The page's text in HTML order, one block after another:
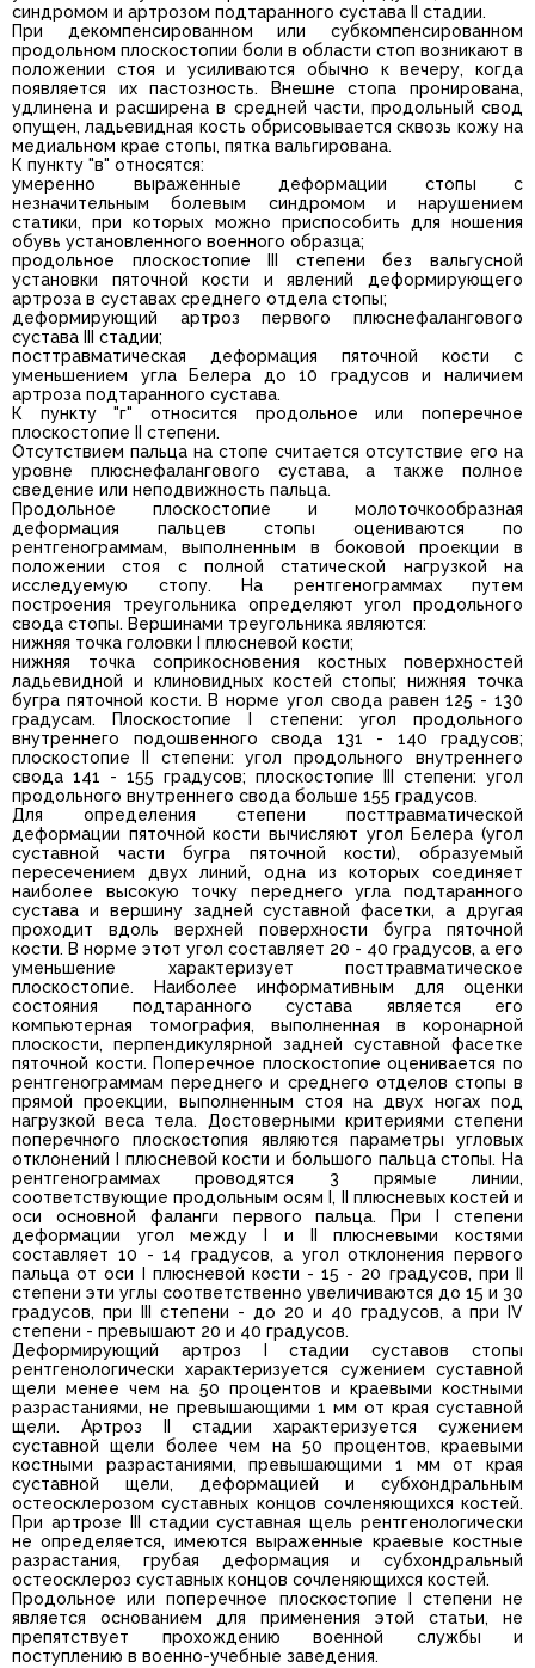
синдромом и артрозом подтаранного сустава II стадии.
При декомпенсированном или субкомпенсированном
продольном плоскостопии боли в области стоп возникают в
положении стоя и усиливаются обычно к вечеру, когда
появляется их пастозность. Внешне стопа пронирована,
удлинена и расширена в средней части, продольный свод
опущен, ладьевидная кость обрисовывается сквозь кожу на
медиальном крае стопы, пятка вальгирована.
К пункту "в" относятся:
умеренно выраженные деформации стопы с
незначительным болевым синдромом и нарушением
статики, при которых можно приспособить для ношения
обувь установленного военного образца;
продольное плоскостопие III степени без вальгусной
установки пяточной кости и явлений деформирующего
артроза в суставах среднего отдела стопы;
деформирующий артроз первого плюснефалангового
сустава III стадии;
посттравматическая деформация пяточной кости с
уменьшением угла Белера до 10 градусов и наличием
артроза подтаранного сустава.
К пункту "г" относится продольное или поперечное
плоскостопие II степени.
Отсутствием пальца на стопе считается отсутствие его на
уровне плюснефалангового сустава, а также полное
сведение или неподвижность пальца.
Продольное плоскостопие и молоточкообразная
деформация пальцев стопы оцениваются по
рентгенограммам, выполненным в боковой проекции в
положении стоя с полной статической нагрузкой на
исследуемую стопу. На рентгенограммах путем
построения треугольника определяют угол продольного
свода стопы. Вершинами треугольника являются:
нижняя точка головки I плюсневой кости;
нижняя точка соприкосновения костных поверхностей
ладьевидной и клиновидных костей стопы; нижняя точка
бугра пяточной кости. В норме угол свода равен 125 - 130
градусам. Плоскостопие I степени: угол продольного
внутреннего подошвенного свода 131 - 140 градусов;
плоскостопие II степени: угол продольного внутреннего
свода 141 - 155 градусов; плоскостопие III степени: угол
продольного внутреннего свода больше 155 градусов.
Для определения степени посттравматической
деформации пяточной кости вычисляют угол Белера (угол
суставной части бугра пяточной кости), образуемый
пересечением двух линий, одна из которых соединяет
наиболее высокую точку переднего угла подтаранного
сустава и вершину задней суставной фасетки, а другая
проходит вдоль верхней поверхности бугра пяточной
кости. В норме этот угол составляет 20 - 40 градусов, а его
уменьшение характеризует посттравматическое
плоскостопие. Наиболее информативным для оценки
состояния подтаранного сустава является его
компьютерная томография, выполненная в коронарной
плоскости, перпендикулярной задней суставной фасетке
пяточной кости. Поперечное плоскостопие оценивается по
рентгенограммам переднего и среднего отделов стопы в
прямой проекции, выполненным стоя на двух ногах под
нагрузкой веса тела. Достоверными критериями степени
поперечного плоскостопия являются параметры угловых
отклонений I плюсневой кости и большого пальца стопы. На
рентгенограммах проводятся 3 прямые линии,
соответствующие продольным осям I, II плюсневых костей и
оси основной фаланги первого пальца. При I степени
деформации угол между I и II плюсневыми костями
составляет 10 - 14 градусов, а угол отклонения первого
пальца от оси I плюсневой кости - 15 - 20 градусов, при II
степени эти углы соответственно увеличиваются до 15 и 30
градусов, при III степени - до 20 и 40 градусов, а при IV
степени - превышают 20 и 40 градусов.
Деформирующий артроз I стадии суставов стопы
рентгенологически характеризуется сужением суставной
щели менее чем на 50 процентов и краевыми костными
разрастаниями, не превышающими 1 мм от края суставной
щели. Артроз II стадии характеризуется сужением
суставной щели более чем на 50 процентов, краевыми
костными разрастаниями, превышающими 1 мм от края
суставной щели, деформацией и субхондральным
остеосклерозом суставных концов сочленяющихся костей.
При артрозе III стадии суставная щель рентгенологически
не определяется, имеются выраженные краевые костные
разрастания, грубая деформация и субхондральный
остеосклероз суставных концов сочленяющихся костей.
Продольное или поперечное плоскостопие I степени не
является основанием для применения этой статьи, не
препятствует прохождению военной службы и
поступлению в военно-учебные заведения.